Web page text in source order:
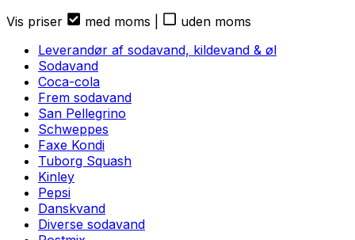
Vis priser
med moms
uden moms
Leverandør af sodavand, kildevand & øl
Sodavand
Coca-cola
Frem sodavand
San Pellegrino
Schweppes
Faxe Kondi
Tuborg Squash
Kinley
Pepsi
Danskvand
Diverse sodavand